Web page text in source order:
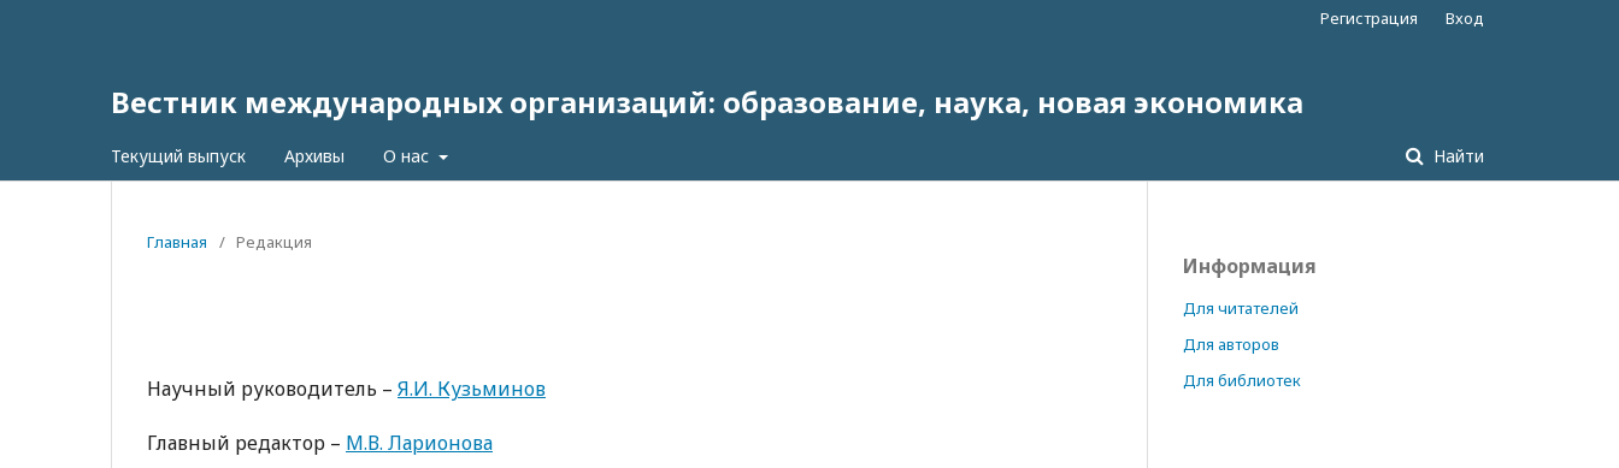
Вестник международных организаций: образование, наука, новая экономика
Текущий выпуск Архивы О нас Найти
Регистрация Вход
Главная / Редакция
Научный руководитель – Я.И. Кузьминов
Главный редактор – М.В. Ларионова
Информация
Для читателей
Для авторов
Для библиотек